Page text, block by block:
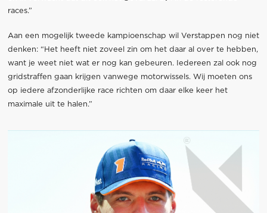
races.”
Aan een mogelijk tweede kampioenschap wil Verstappen nog niet
denken: “Het heeft niet zoveel zin om het daar al over te hebben,
want je weet niet wat er nog kan gebeuren. Iedereen zal ook nog
gridstraffen gaan krijgen vanwege motorwissels. Wij moeten ons
op iedere afzonderlijke race richten om daar elke keer het
maximale uit te halen.”